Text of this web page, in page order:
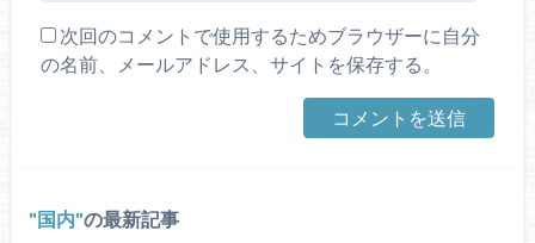
次回のコメントで使用するためブラウザーに自分
の名前、メールアドレス、サイトを保存する。
国内 の最新記事